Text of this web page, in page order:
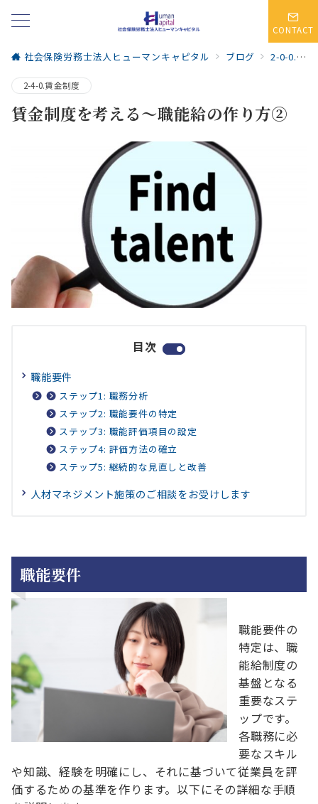
CONTACT
社会保険労務士法人ヒューマンキャピタル ブログ 2-0-0.人事・賃金制度
2-4-0.賃金制度
賃金制度を考える～職能給の作り方②
目次
職能要件
ステップ1: 職務分析
ステップ2: 職能要件の特定
ステップ3: 職能評価項目の設定
ステップ4: 評価方法の確立
ステップ5: 継続的な見直しと改善
人材マネジメント施策のご相談をお受けします
職能要件
職能要件の
特定は、職
能給制度の
基盤となる
重要なステ
ップです。
各職務に必
要なスキル
や知識、経験を明確にし、それに基づいて従業員を評
価するための基準を作ります。以下にその詳細な手順